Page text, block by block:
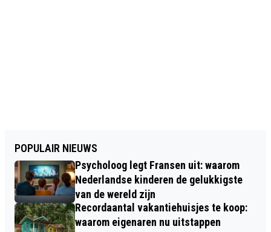
POPULAIR NIEUWS
Psycholoog legt Fransen uit: waarom
Nederlandse kinderen de gelukkigste
van de wereld zijn
Recordaantal vakantiehuisjes te koop:
waarom eigenaren nu uitstappen